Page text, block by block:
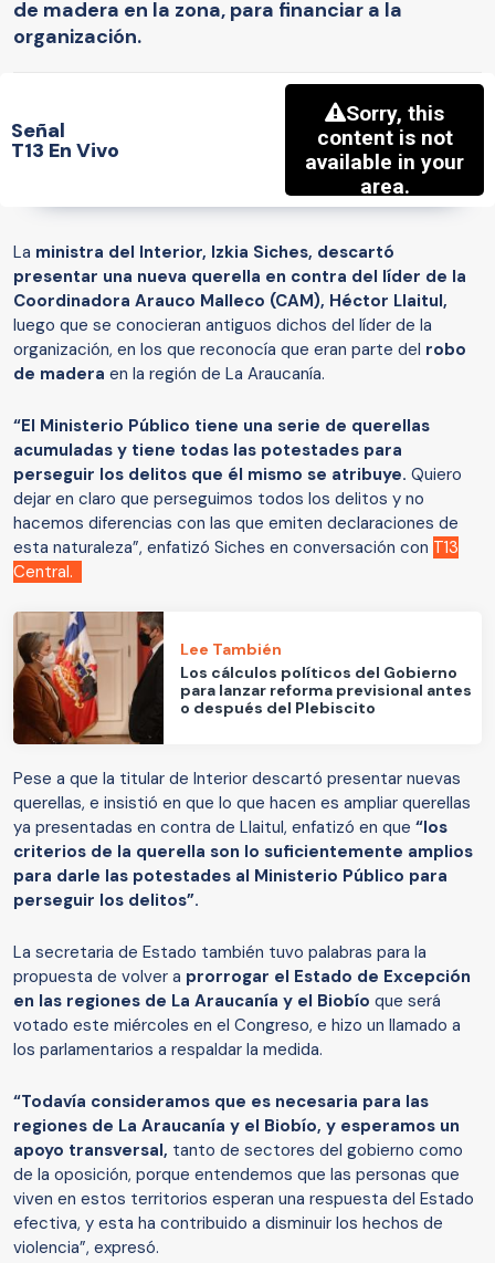
de madera en la zona, para financiar a la
organización.
Señal
T13 En Vivo
La ministra del Interior, Izkia Siches, descartó
presentar una nueva querella en contra del líder de la
Coordinadora Arauco Malleco (CAM), Héctor Llaitul,
luego que se conocieran antiguos dichos del líder de la
organización, en los que reconocía que eran parte del robo
de madera en la región de La Araucanía.
“El Ministerio Público tiene una serie de querellas
acumuladas y tiene todas las potestades para
perseguir los delitos que él mismo se atribuye. Quiero
dejar en claro que perseguimos todos los delitos y no
hacemos diferencias con las que emiten declaraciones de
esta naturaleza”, enfatizó Siches en conversación con T13
Central.
Lee También
Los cálculos políticos del Gobierno
para lanzar reforma previsional antes
o después del Plebiscito
Pese a que la titular de Interior descartó presentar nuevas
querellas, e insistió en que lo que hacen es ampliar querellas
ya presentadas en contra de Llaitul, enfatizó en que “los
criterios de la querella son lo suficientemente amplios
para darle las potestades al Ministerio Público para
perseguir los delitos”.
La secretaria de Estado también tuvo palabras para la
propuesta de volver a prorrogar el Estado de Excepción
en las regiones de La Araucanía y el Biobío que será
votado este miércoles en el Congreso, e hizo un llamado a
los parlamentarios a respaldar la medida.
“Todavía consideramos que es necesaria para las
regiones de La Araucanía y el Biobío, y esperamos un
apoyo transversal, tanto de sectores del gobierno como
de la oposición, porque entendemos que las personas que
viven en estos territorios esperan una respuesta del Estado
efectiva, y esta ha contribuido a disminuir los hechos de
violencia”, expresó.